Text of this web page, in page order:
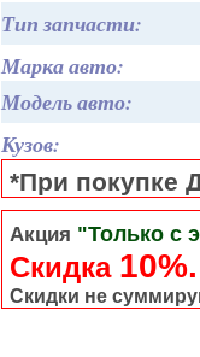
Тип запчасти:
Марка авто:
Модель авто:
Кузов:
*При покупке
Акция "Только с
Скидка 10%.
Скидки не